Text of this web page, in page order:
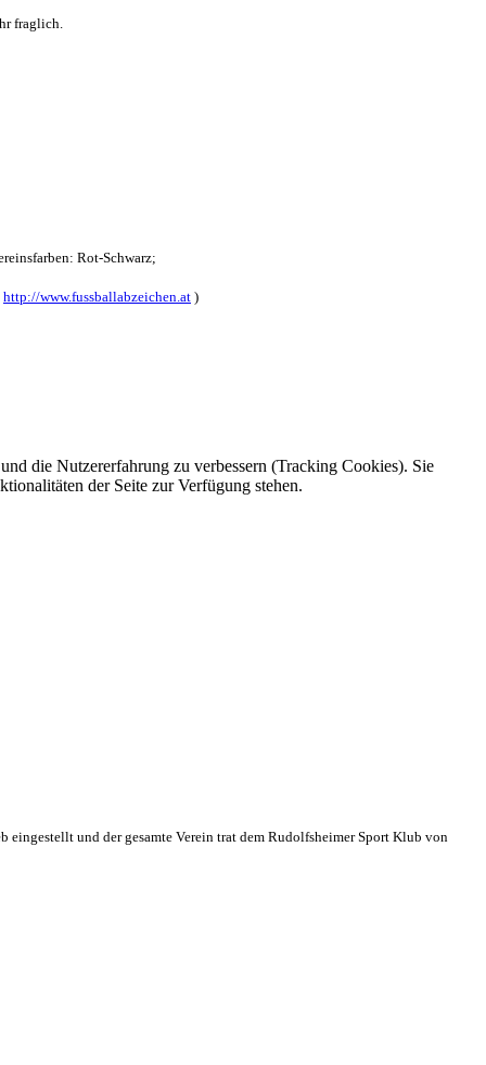
die Nutzererfahrung zu verbessern (Tracking Cookies). Sie
der Seite zur Verfügung stehen.
fraglich.
Rot-Schwarz;
http://www.fussballabzeichen.at )
eingestellt und der gesamte Verein trat dem Rudolfsheimer Sport Klub von